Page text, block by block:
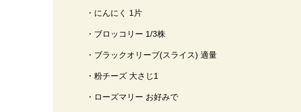
・にんにく 1片
・ブロッコリー 1/3株
・ブラックオリーブ(スライス) 適量
・粉チーズ 大さじ1
・ローズマリー お好みで